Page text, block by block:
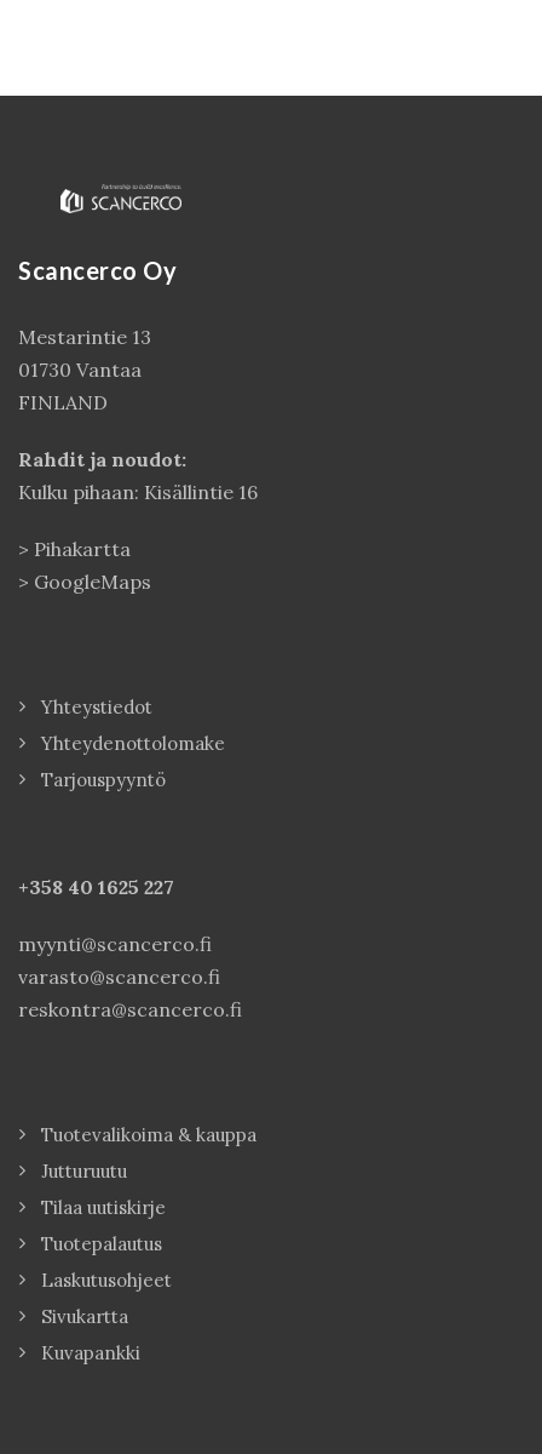
Scancerco Oy
Mestarintie 13
01730 Vantaa
FINLAND
Rahdit ja noudot:
Kulku pihaan: Kisällintie 16
> Pihakartta
> GoogleMaps
Yhteystiedot
Yhteydenottolomake
Tarjouspyyntö
+358 40 1625 227
myynti@scancerco.fi
varasto@scancerco.fi
reskontra@scancerco.fi
Tuotevalikoima & kauppa
Jutturuutu
Tilaa uutiskirje
Tuotepalautus
Laskutusohjeet
Sivukartta
Kuvapankki